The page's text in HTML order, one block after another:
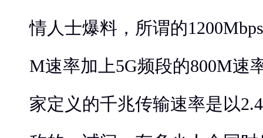
情人士爆料，所谓的
M速率加上5G频段的800M速
家定义的千兆传输速率是以